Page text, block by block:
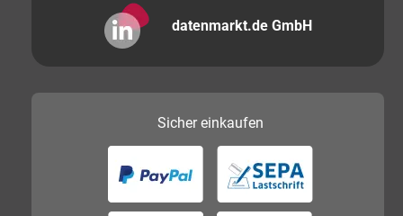
datenmarkt.de GmbH
Sichereinkaufen